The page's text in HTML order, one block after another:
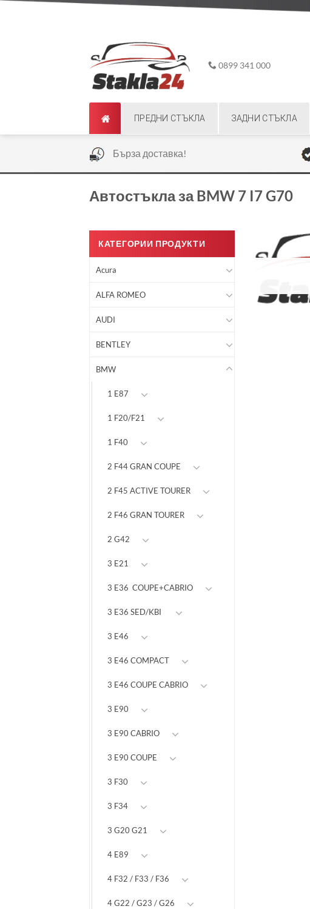
0899 341 000
ПРЕДНИ СТЪКЛА ЗАДНИ СТЪКЛА
Бърза доставка!
Автостъкла за BMW 7 I7 G70
КАТЕГОРИИ ПРОДУКТИ
Acura
ALFA ROMEO
AUDI
BENTLEY
BMW
1 E87
1 F20/F21
1 F40
2 F44 GRAN COUPE
2 F45 ACTIVE TOURER
2 F46 GRAN TOURER
2 G42
3 E21
3 E36 COUPE+CABRIO
3 E36 SED/KBI
3 E46
3 E46 COMPACT
3 E46 COUPE CABRIO
3 E90
3 E90 CABRIO
3 E90 COUPE
3 F30
3 F34
3 G20 G21
4 E89
4 F32 / F33 / F36
4 G22 / G23 / G26